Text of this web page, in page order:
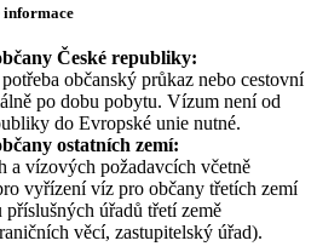
informace
České republiky:
občanský průkaz nebo cestovní
po dobu pobytu. Vízum není od
do Evropské unie nutné.
ostatních zemí:
a vízových požadavcích včetně
vyřízení víz pro občany třetích zemí
úřadů třetí země
věcí, zastupitelský úřad).